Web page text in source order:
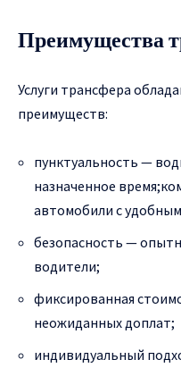
Преимущества
Услуги трансфера
преимуществ:
пунктуальность —
назначенное
автомобили с
безопасность —
водители;
фиксированная
неожиданных доплат;
индивидуальный